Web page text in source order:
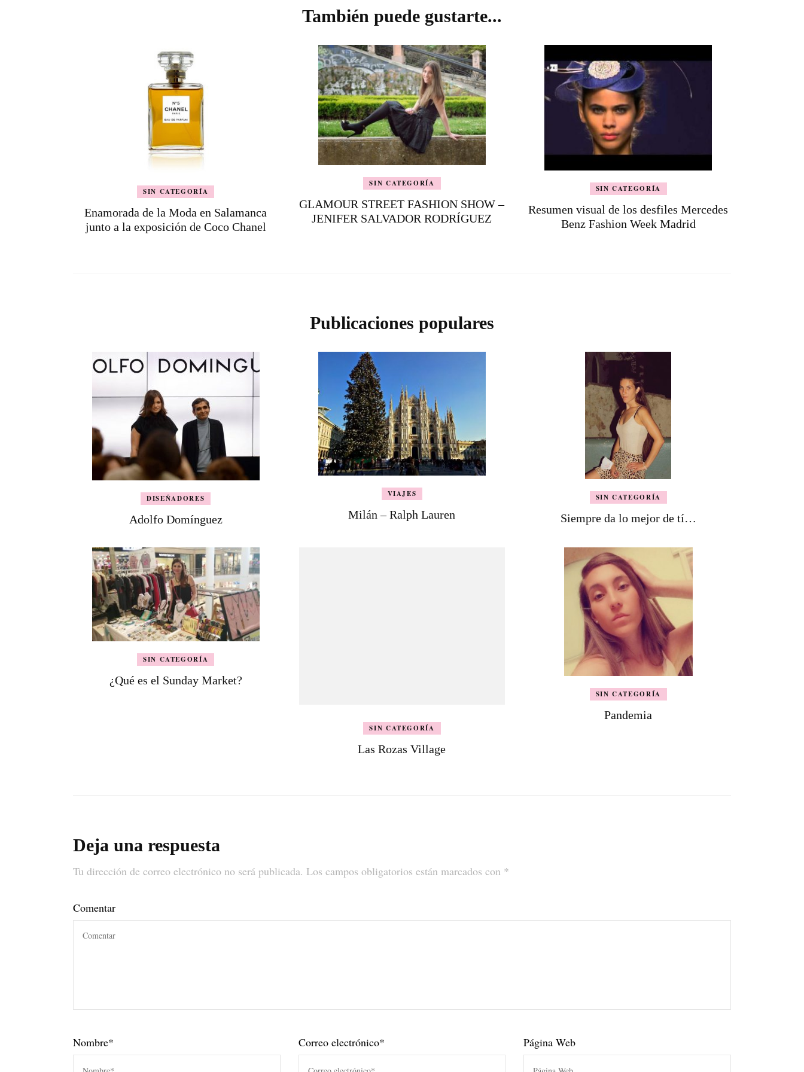
También puede gustarte...
SIN CATEGORÍA
Enamorada de la Moda en Salamanca
junto a la exposición de Coco Chanel
SIN CATEGORÍA
GLAMOUR STREET FASHION SHOW –
JENIFER SALVADOR RODRÍGUEZ
SIN CATEGORÍA
Resumen visual de los desfiles Mercedes
Benz Fashion Week Madrid
Publicaciones populares
DISEÑADORES
Adolfo Domínguez
VIAJES
Milán – Ralph Lauren
SIN CATEGORÍA
Siempre da lo mejor de tí…
SIN CATEGORÍA
¿Qué es el Sunday Market?
SIN CATEGORÍA
Las Rozas Village
SIN CATEGORÍA
Pandemia
Deja una respuesta
Tu dirección de correo electrónico no será publicada. Los campos obligatorios están marcados con *
Comentar
Nombre* Correo electrónico* Página Web